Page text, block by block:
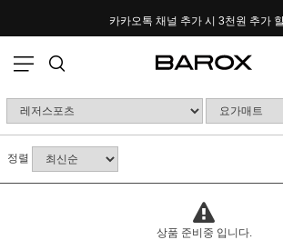
카카오톡 채널 추가 시 3천원 추가
포토후기 작성 시2000P 적립
정렬
상품 준비중 입니다.